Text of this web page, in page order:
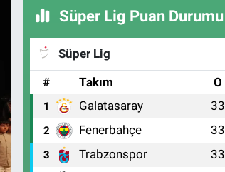
Süper Lig Puan Durumu
Süper Lig
#
Takım O
1 Galatasaray 33
2 Fenerbahçe 33
3 Trabzonspor 33